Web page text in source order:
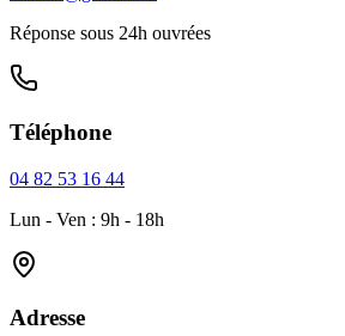
Réponse sous 24h ouvrées
Téléphone
04 82 53 16 44
Lun - Ven : 9h - 18h
Adresse